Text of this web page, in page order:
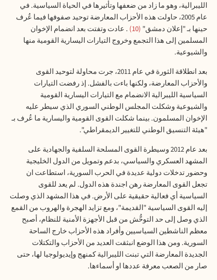
الليبرالية، وهو ما زاد من ضعفها وتأثيرها في الحياة السياسية. في
عام 2005، حاولت هذه الأحزاب المعارضة توحيد صفوفها فيما عُرف
حينها بـ "إعلان دمشق" 10 . عادت وتفتت بعد انضمام الإخوان
المسلمين إلى هذا التجمع وخروج التيارات اليسارية القومية منها
والشيوعية.
بعد انطلاقة الثورة في عام 2011، جرت محاولة لتوحيد القوى
والأحزاب المعارضة، ولكنها باءت بالفشل. إذ رفضت التيارات
السياسية الليبرالية الانضمام مع التيارات اليسارية القومية
والشيوعية وشكلت المجلس الوطني السوري الذي سيطر عليه
الإخوان المسلمون. بينما شكلت القوى القومية واليسارية ما عُرف بـ
"هيئة التنسيق الوطني للتغيير الديمقراطي".
بعد عام 2012 وسيطرة القوى المسلحة السلفية والجهادية على
المشهد العسكري والسياسي، بدعم وتمويل من الدول الخليجية
وحضور تدخلات دولية عديدة في الحرب السورية، استطاعت ان
تجعل القوى المعارضة رهن اجندة هذه الدول. لم يعد للقوى
السياسية أي فعالية حقيقية على الأرض. في هذا المشهد الذي وصلت
إليه القوى السياسية "القديمة"، ومع تزايد الهجرة والهروب من القمع
الذي وصل إلى حد التوحُّش من قبل الأجهزة الأمنية للنظام، أصبح
معظم الناشطين السياسيين وأفراد هذه الأحزاب خارج الساحة
السورية. ومن هذا الوضع انبثقت العديد من الأحزاب والتكتلات
الجديدة المعارضة التي تبنت الليبرالية كمنهج وإيديولوجيا لها، حتى
صار من الصعب معرفة عددها او أسماءها.